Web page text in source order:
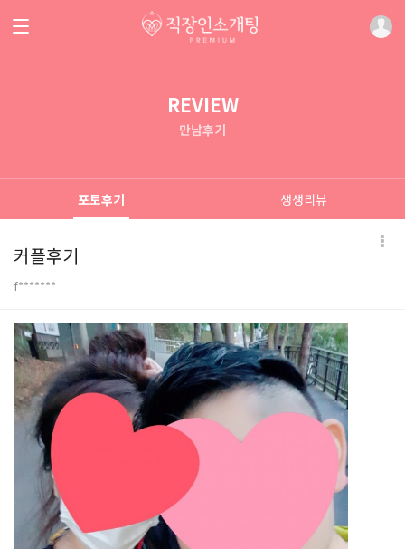
REVIEW
만남후기
포토후기 생생리뷰
커플후기
f*******
본문